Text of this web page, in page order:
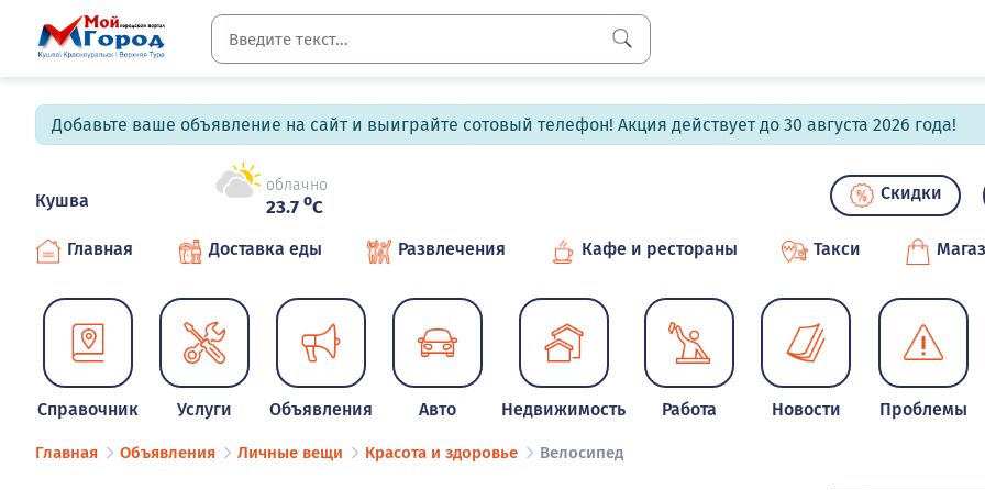
Добавьте ваше объявление на сайт и выиграйте сотовый телефон! Акция действует до 30 августа 2026 года!
Кушва
облачно
23.7 oC
Скидки
Главная Доставка еды Развлечения Кафе и рестораны Такси
Справочник Услуги Объявления Авто Недвижимость Работа Новости Проблемы
Главная Объявления Личные вещи Красота и здоровье Велосипед